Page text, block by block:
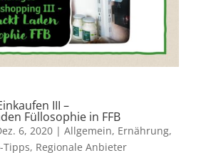
III –
Füllosophie in FFB
6, 2020| Allgemein, Ernährung,
Tipps, Regionale Anbieter